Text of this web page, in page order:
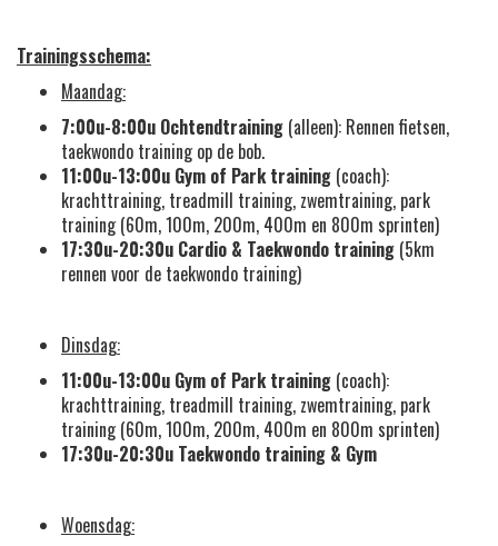
Trainingsschema:
Maandag:
7:00u-8:00u Ochtendtraining (alleen): Rennen fietsen,
taekwondo training op de bob.
11:00u-13:00u Gym of Park training (coach):
krachttraining, treadmill training, zwemtraining, park
training (60m, 100m, 200m, 400m en 800m sprinten)
17:30u-20:30u Cardio & Taekwondo training (5km
rennen voor de taekwondo training)
Dinsdag:
11:00u-13:00u Gym of Park training (coach):
krachttraining, treadmill training, zwemtraining, park
training (60m, 100m, 200m, 400m en 800m sprinten)
17:30u-20:30u Taekwondo training & Gym
Woensdag: